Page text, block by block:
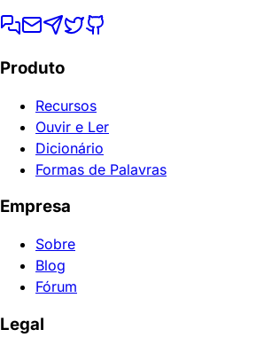
Produto
Recursos
Ouvir e Ler
Dicionário
Formas de Palavras
Empresa
Sobre
Blog
Fórum
Legal